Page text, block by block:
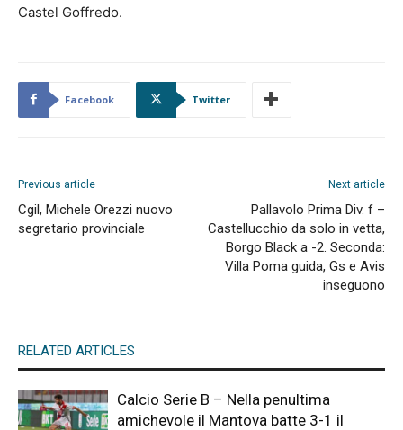
Castel Goffredo.
Facebook Twitter
Previous article
Cgil, Michele Orezzi nuovo
segretario provinciale
Next article
Pallavolo Prima Div. f –
Castellucchio da solo in vetta,
Borgo Black a -2. Seconda:
Villa Poma guida, Gs e Avis
inseguono
RELATED ARTICLES
Calcio Serie B – Nella penultima
amichevole il Mantova batte 3-1 il